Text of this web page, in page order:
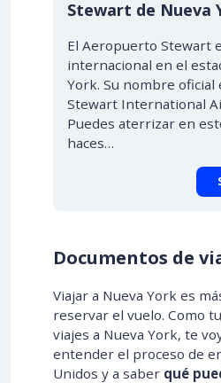
Stewart de Nueva
El Aeropuerto Stewart
internacional en el
York. Su nombre oficial
Stewart International
Puedes aterrizar en
haces…
Documentos de
Viajar a Nueva York es
reservar el vuelo. Como
viajes a Nueva York, te
entender el proceso de
Unidos y a saber qué